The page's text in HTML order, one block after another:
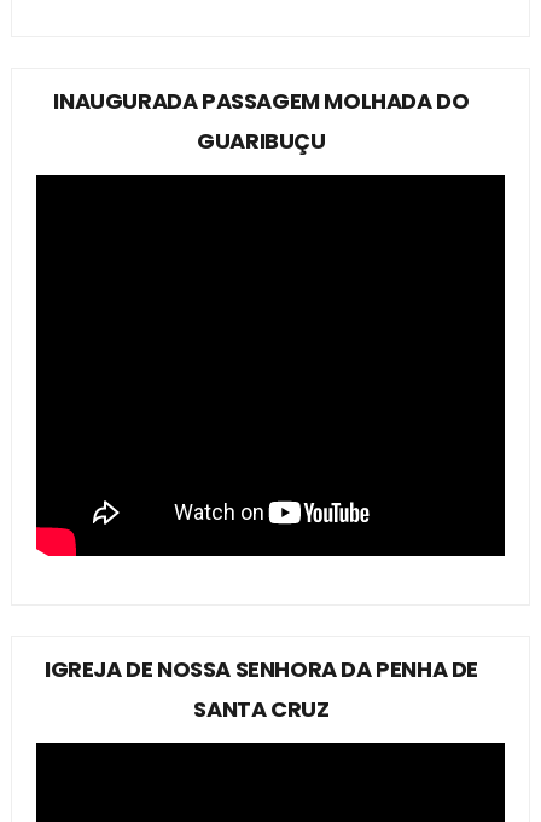
INAUGURADA PASSAGEM MOLHADA DO
GUARIBUÇU
IGREJA DE NOSSA SENHORA DA PENHA DE
SANTA CRUZ